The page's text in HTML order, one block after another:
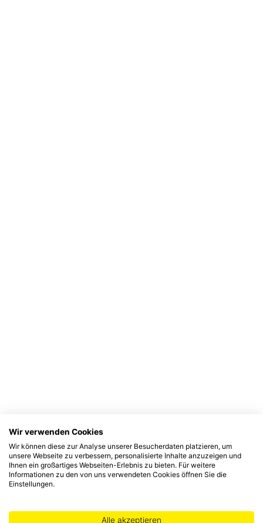
Wir verwenden Cookies
Wir können diese zur Analyse unserer Besucherdaten platzieren, um
unsere Webseite zu verbessern, personalisierte Inhalte anzuzeigen und
Ihnen ein großartiges Webseiten-Erlebnis zu bieten. Für weitere
Informationen zu den von uns verwendeten Cookies öffnen Sie die
Einstellungen.
Alle akzeptieren